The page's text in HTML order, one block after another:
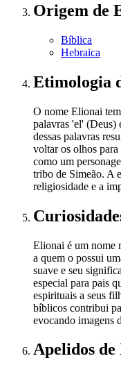
Origem de
Bíblica
Hebraica
Etimologia
O nome Elionai
palavras 'el' (Deus)
dessas palavras
voltar os olhos
como um
tribo de Simeão. A
religiosidade e a
Elionai é um nome
a quem o possui
suave e seu
especial para pais
espirituais a seus
bíblicos contribui
evocando imagens
Apelidos de